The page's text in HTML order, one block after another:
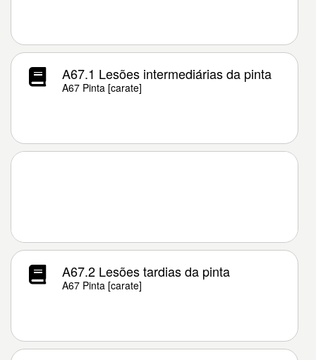
A67.1 Lesões intermediárias da pinta
A67 Pinta [carate]
A67.2 Lesões tardias da pinta
A67 Pinta [carate]